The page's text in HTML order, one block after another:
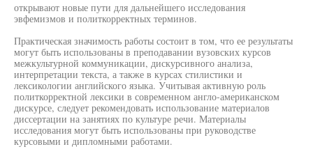
открывают новые пути для дальнейшего исследования
эвфемизмов и политкорректных терминов.
Практическая значимость работы состоит в том, что ее результаты
могут быть использованы в преподавании вузовских курсов
межкультурной коммуникации, дискурсивного анализа,
интерпретации текста, а также в курсах стилистики и
лексикологии английского языка. Учитывая активную роль
политкорректной лексики в современном англо-американском
дискурсе, следует рекомендовать использование материалов
диссертации на занятиях по культуре речи. Материалы
исследования могут быть использованы при руководстве
курсовыми и дипломными работами.